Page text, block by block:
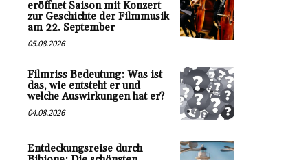
eröffnet Saison mit Konzert
zur Geschichte der Filmmusik
am 22. September
05.08.2026
Filmriss Bedeutung: Was ist
das, wie entsteht er und
welche Auswirkungen hat er?
04.08.2026
Entdeckungsreise durch